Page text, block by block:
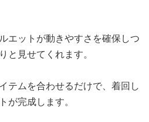
エットが動きやすさを確保しつ
と見せてくれます。
テムを合わせるだけで、着回し
が完成します。